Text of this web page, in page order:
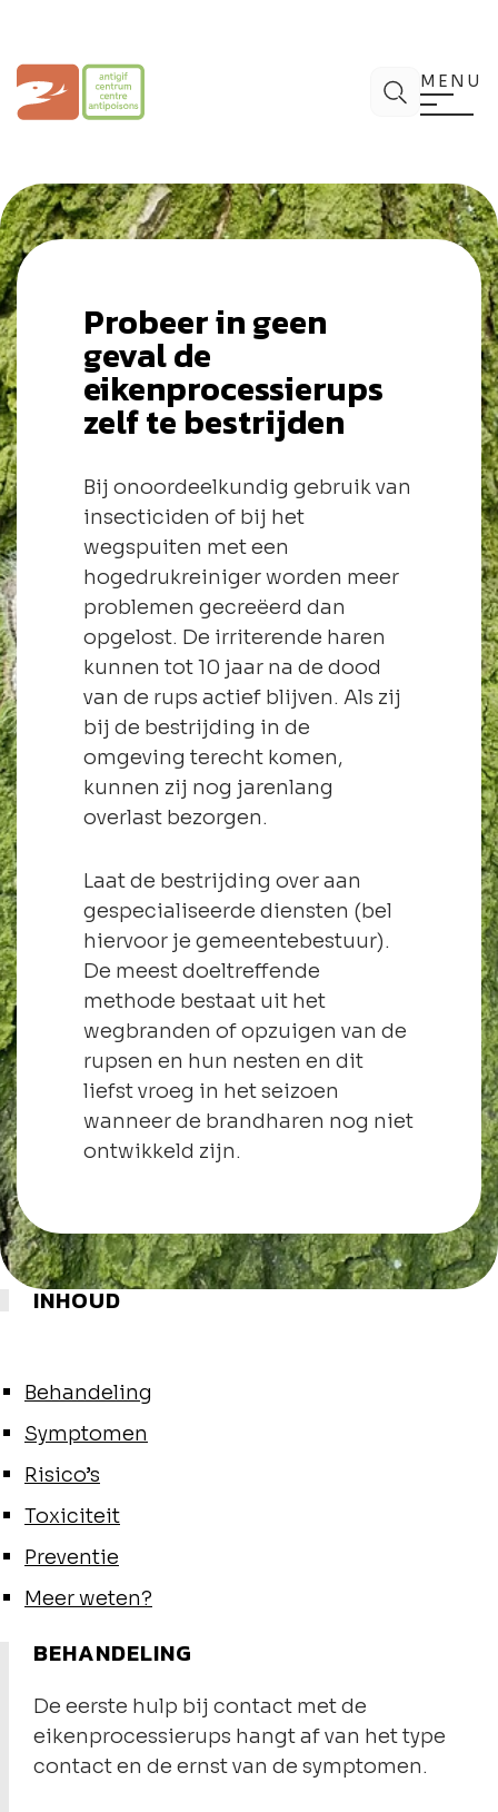
inhoud
Antigifcentrum ZoekMENU
Probeer in geen
geval de
eikenprocessierups
zelf te bestrijden
Bij onoordeelkundig gebruik van
insecticiden of bij het
wegspuiten met een
hogedrukreiniger worden meer
problemen gecreëerd dan
opgelost. De irriterende haren
kunnen tot 10 jaar na de dood
van de rups actief blijven. Als zij
bij de bestrijding in de
omgeving terecht komen,
kunnen zij nog jarenlang
overlast bezorgen.
Laat de bestrijding over aan
gespecialiseerde diensten (bel
hiervoor je gemeentebestuur).
De meest doeltreffende
methode bestaat uit het
wegbranden of opzuigen van de
rupsen en hun nesten en dit
liefst vroeg in het seizoen
wanneer de brandharen nog niet
ontwikkeld zijn.
INHOUD
Behandeling
Symptomen
Risico’s
Toxiciteit
Preventie
Meer weten?
BEHANDELING
De eerste hulp bij contact met de
eikenprocessierups hangt af van het type
contact en de ernst van de symptomen.